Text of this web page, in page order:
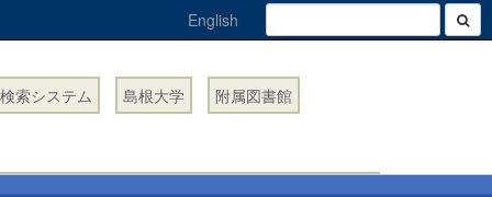
English
索システム 島根大学 附属図書館